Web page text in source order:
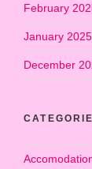
February
January 2025
December